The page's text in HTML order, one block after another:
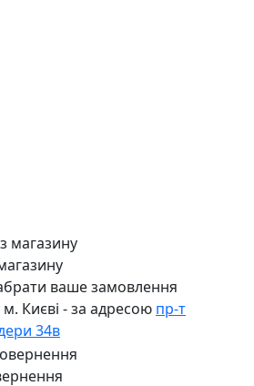
ваше замовлення
м. Києві - за адресою пр-т
34в